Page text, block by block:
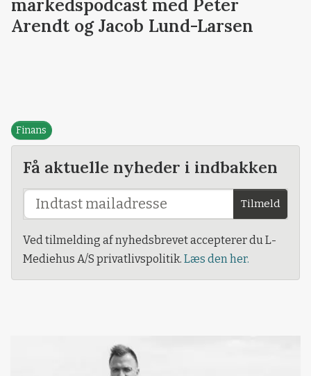
markedspodcast med Peter
Arendt og Jacob Lund-Larsen
Finans
Få aktuelle nyheder i indbakken
Tilmeld
Ved tilmelding af nyhedsbrevet accepterer du L-
Mediehus A/S privatlivspolitik. Læs den her.